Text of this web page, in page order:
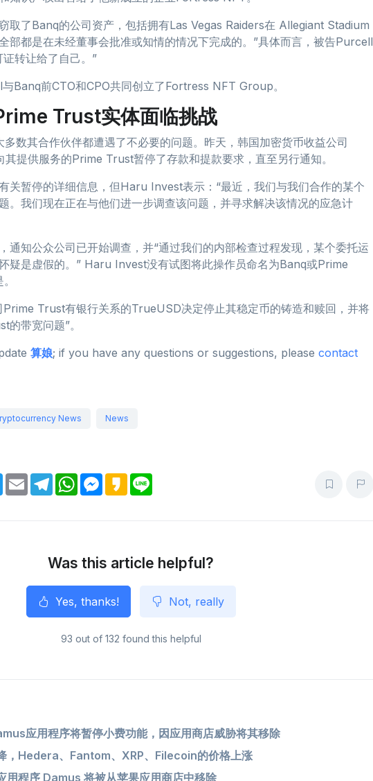
取了Banq的公司资产，包括拥有Las Vegas Raiders在 Allegiant Stadium
部都是在未经董事会批准或知情的情况下完成的。”具体而言，被告Purcell
转让给了自己。”
Banq前CTO和CPO共同创立了Fortress NFT Group。
Trust实体面临挑战
数其合作伙伴都遭遇了不必要的问题。昨天，韩国加密货币收益公司
提供服务的Prime Trust暂停了存款和提款要求，直至另行通知。
关暂停的详细信息，但Haru Invest表示：“最近，我们与我们合作的某个
。我们现在正在与他们进一步调查该问题，并寻求解决该情况的应急计
通知公众公司已开始调查，并“通过我们的内部检查过程发现，某个委托运
疑是虚假的。” Haru Invest没有试图将此操作员命名为Banq或Prime
Prime Trust有银行关系的TrueUSD决定停止其稳定币的铸造和赎回，并将
带宽问题”。
算娘; if you have any questions or suggestions, please contact
News News
T
w
E
m
T
e
m
W
h
p
M
e
e
r
K
a
Was this article helpful?
Yes, thanks! Not, really
93 out of 132 found this helpful
应用程序将暂停小费功能，因应用商店威胁将其移除
，Hedera、Fantom、XRP、Filecoin的价格上涨
用程序 Damus 将被从苹果应用商店中移除